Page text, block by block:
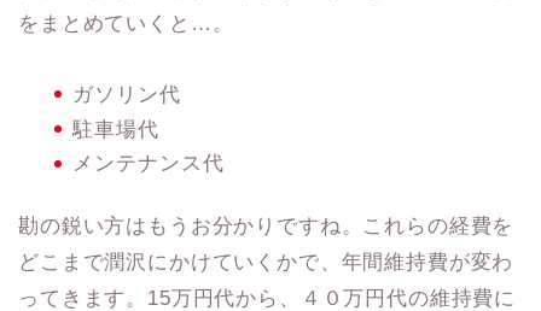
をまとめていくと…。
ガソリン代
駐車場代
メンテナンス代
勘の鋭い方はもうお分かりですね。これらの経費を
どこまで潤沢にかけていくかで、年間維持費が変わ
ってきます。15万円代から、４０万円代の維持費に